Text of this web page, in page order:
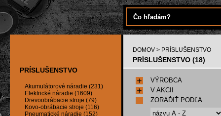
PRÍSLUŠENSTVO
Akumulátorové náradie (231)
Elektrické náradie (1609)
Drevoobrábacie stroje (79)
Kovo-obrábacie stroje (116)
Pneumatické náradie (152)
DOMOV > PRÍSLUŠENSTVO
PRÍSLUŠENSTVO (18)
VÝROBCA
V AKCII
ZORAĎIŤ PODĽA